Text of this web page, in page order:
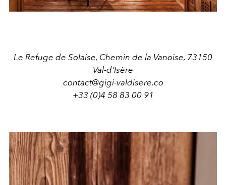
Le Refuge de Solaise, Chemin de la Vanoise, 73150
Val-d'Isère
contact@gigi-valdisere.co
+33 (0)4 58 83 00 91